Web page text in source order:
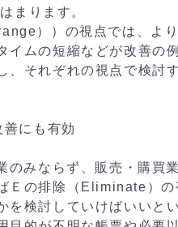
まります。
））の視点では、よ
イムの短縮などが改善の
、それぞれの視点で検討
にも有効
みならず、販売・購買
Ｅの排除（Eliminate）
を検討していけばいいと